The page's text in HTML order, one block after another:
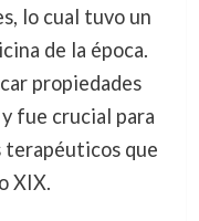
lo cual tuvo un
de la época.
propiedades
fue crucial para
terapéuticos que
XIX.